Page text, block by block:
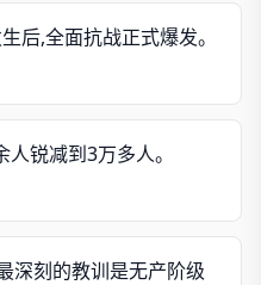
后,全面抗战正式爆发。
锐减到3万多人。
深刻的教训是无产阶级